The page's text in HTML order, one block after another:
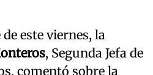
este viernes, la
, Segunda Jefa de
comentó sobre la